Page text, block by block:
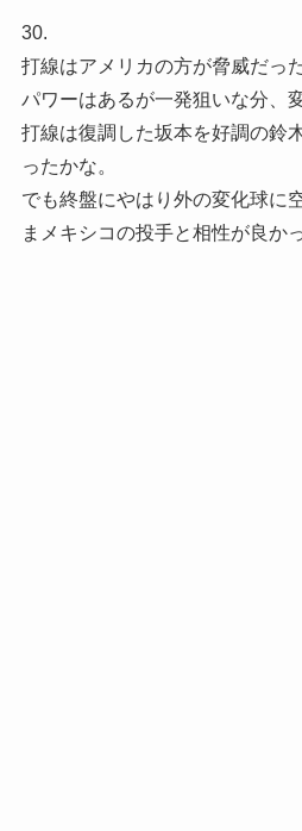
30.
打線はアメリカの方が脅威だっ
パワーはあるが一発狙いな分、
打線は復調した坂本を好調の鈴
ったかな。
でも終盤にやはり外の変化球に
まメキシコの投手と相性が良か